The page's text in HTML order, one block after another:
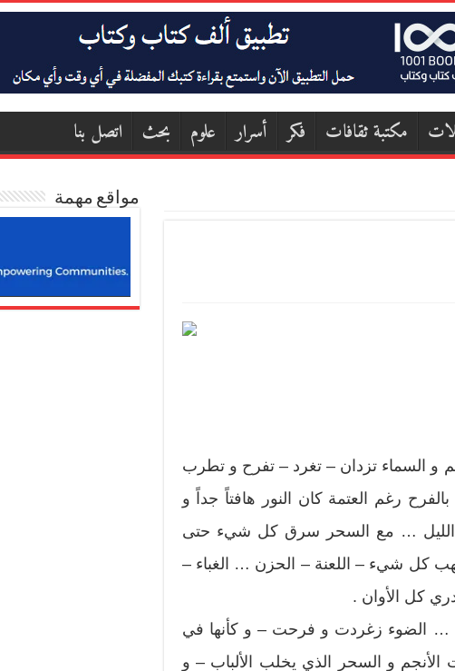
مكتبة ثقافات فكر أسرار علوم بحث اتصل بنا
و السماء تزدان – تغرد – تفرح و تطرب
رغم العتمة كان النور هافتاً جداً و
الليل … مع السحر سرق كل شيء حتى
نهب كل شيء – اللعنة – الحزن … الغباء –
كل الأوان .
… الضوء زغردت و فرحت – و كأنها في
و السحر الذي يخلب الألباب – و
مواقع مهمة